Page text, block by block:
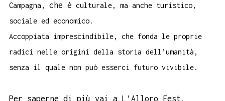
Campagna, che è culturale, ma anche turistico,
sociale ed economico.
Accoppiata imprescindibile, che fonda le proprie
radici nelle origini della storia dell’umanità,
senza il quale non può esserci futuro vivibile.
Per saperne di più vai a L’Alloro Fest .